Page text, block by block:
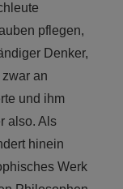
pflegen,
Denker,
an
und ihm
also. Als
hinein
Werk